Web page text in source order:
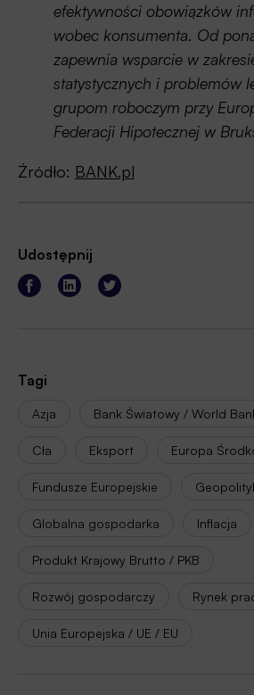
efektywności obowiązków
wobec konsumenta. Od
zapewnia wsparcie w
statystycznych i problemów
grupom roboczym przy
Federacji Hipotecznej w
Źródło: BANK.pl
Udostępnij
Tagi
Azja Bank Światowy / World
Cła Eksport Europa
Fundusze Europejskie
Globalna gospodarka Inflacja
Produkt Krajowy Brutto / PKB
Rozwój gospodarczy Rynek
Unia Europejska / UE / EU